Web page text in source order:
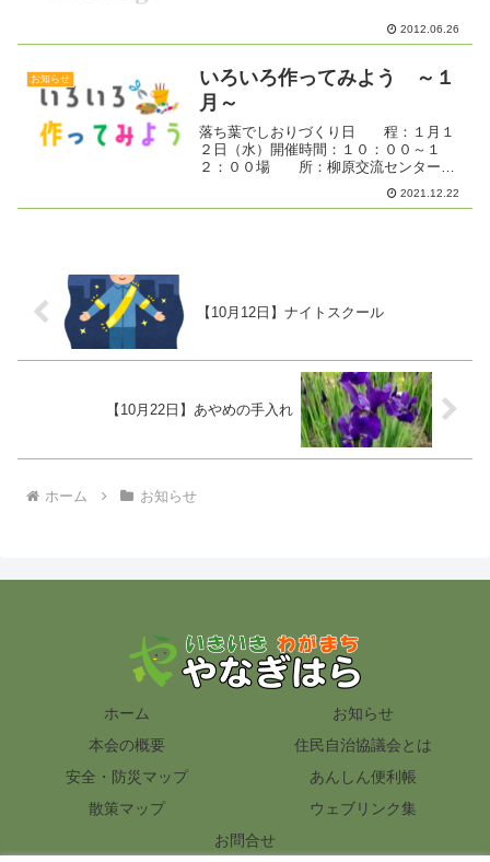
2012.06.26
お知らせ
いろいろ作ってみよう ～１
月～
落ち葉でしおりづくり日 程：１月１
２日（水）開催時間：１０：００～１
２：００場 所：柳原交流センター
和室にて★この時間内でしたらいつでも
入室OKです★申込みなし ★どなたでも
2021.12.22
【10月12日】ナイトスクール
【10月22日】あやめの手入れ
ホーム お知らせ
ホーム
お知らせ
本会の概要
住民自治協議会とは
安全・防災マップ
あんしん便利帳
散策マップ
ウェブリンク集
お問合せ